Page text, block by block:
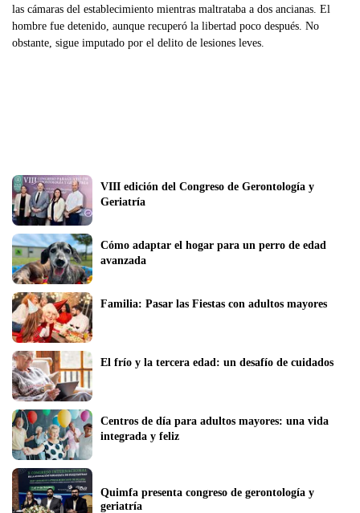
las cámaras del establecimiento mientras maltrataba a dos ancianas. El
hombre fue detenido, aunque recuperó la libertad poco después. No
obstante, sigue imputado por el delito de lesiones leves.
VIII edición del Congreso de Gerontología y
Geriatría
Cómo adaptar el hogar para un perro de edad
avanzada
Familia: Pasar las Fiestas con adultos mayores
Centros de día para adultos mayores: una vida
integrada y feliz
Quimfa presenta congreso de gerontología y
geriatría